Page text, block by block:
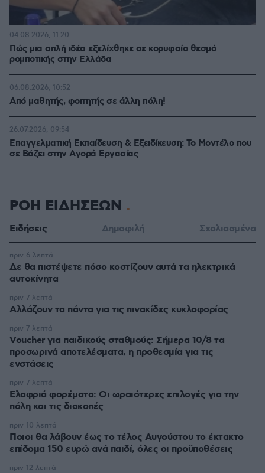
Πώς μια απλή ιδέα εξελίχθηκε σε κορυφαίο θεσμό
ρομποτικής στην Ελλάδα
04.08.2026, 11:20
Από μαθητής, φοιτητής σε άλλη πόλη!
06.08.2026, 10:52
Επαγγελματική Εκπαίδευση & Εξειδίκευση: Το Mοντέλο που
σε Bάζει στην Aγορά Eργασίας
26.07.2026, 09:54
ΡΟΗ ΕΙΔΗΣΕΩΝ
Ειδήσεις Δημοφιλή Σχολιασμένα
Δε θα πιστέψετε πόσο κοστίζουν αυτά τα ηλεκτρικά
αυτοκίνητα
πριν 6 λεπτά
Αλλάζουν τα πάντα για τις πινακίδες κυκλοφορίας
πριν 7 λεπτά
Voucher για παιδικούς σταθμούς: Σήμερα 10/8 τα
προσωρινά αποτελέσματα, η προθεσμία για τις
ενστάσεις
πριν 7 λεπτά
Eλαφριά φορέματα: Οι ωραιότερες επιλογές για την
πόλη και τις διακοπές
πριν 7 λεπτά
Ποιοι θα λάβουν έως το τέλος Αυγούστου το έκτακτο
επίδομα 150 ευρώ ανά παιδί, όλες οι προϋποθέσεις
πριν 10 λεπτά
πριν 12 λεπτά